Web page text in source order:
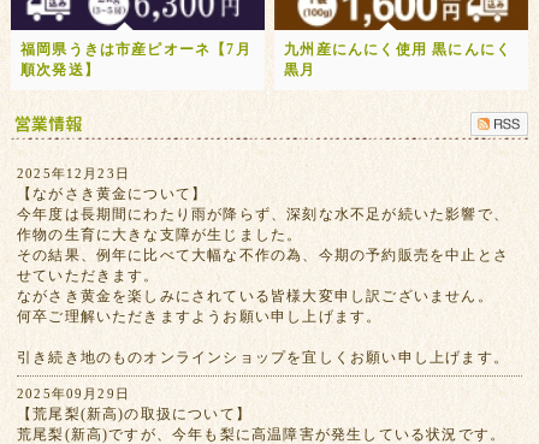
福岡県うきは市産ピオーネ【7月
順次発送】
九州産にんにく使用 黒にんにく
黒月
2025年12月23日
【ながさき黄金について】
今年度は長期間にわたり雨が降らず、深刻な水不足が続いた影響で、
作物の生育に大きな支障が生じました。
その結果、例年に比べて大幅な不作の為、今期の予約販売を中止とさ
せていただきます。
ながさき黄金を楽しみにされている皆様大変申し訳ございません。
何卒ご理解いただきますようお願い申し上げます。
引き続き地のものオンラインショップを宜しくお願い申し上げます。
2025年09月29日
【荒尾梨(新高)の取扱について】
荒尾梨(新高)ですが、今年も梨に高温障害が発生している状況です。